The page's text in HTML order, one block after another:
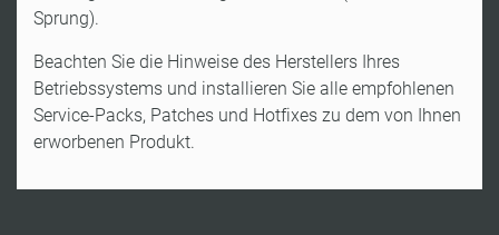
Sprung).
Beachten Sie die Hinweise des Herstellers Ihres
Betriebssystems und installieren Sie alle empfohlenen
Service-Packs, Patches und Hotfixes zu dem von Ihnen
erworbenen Produkt.